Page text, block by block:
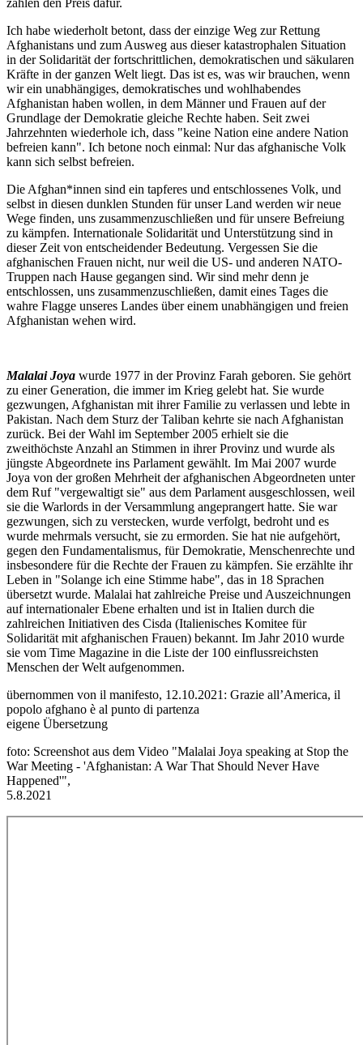
Ich habe wiederholt betont, dass der einzige Weg zur Rettung
Afghanistans und zum Ausweg aus dieser katastrophalen Situation
in der Solidarität der fortschrittlichen, demokratischen und säkularen
Kräfte in der ganzen Welt liegt. Das ist es, was wir brauchen, wenn
wir ein unabhängiges, demokratisches und wohlhabendes
Afghanistan haben wollen, in dem Männer und Frauen auf der
Grundlage der Demokratie gleiche Rechte haben. Seit zwei
Jahrzehnten wiederhole ich, dass "keine Nation eine andere Nation
befreien kann". Ich betone noch einmal: Nur das afghanische Volk
kann sich selbst befreien.
Die Afghan*innen sind ein tapferes und entschlossenes Volk, und
selbst in diesen dunklen Stunden für unser Land werden wir neue
Wege finden, uns zusammenzuschließen und für unsere Befreiung
zu kämpfen. Internationale Solidarität und Unterstützung sind in
dieser Zeit von entscheidender Bedeutung. Vergessen Sie die
afghanischen Frauen nicht, nur weil die US- und anderen NATO-
Truppen nach Hause gegangen sind. Wir sind mehr denn je
entschlossen, uns zusammenzuschließen, damit eines Tages die
wahre Flagge unseres Landes über einem unabhängigen und freien
Afghanistan wehen wird.
Malalai Joya wurde 1977 in der Provinz Farah geboren. Sie gehört
zu einer Generation, die immer im Krieg gelebt hat. Sie wurde
gezwungen, Afghanistan mit ihrer Familie zu verlassen und lebte in
Pakistan. Nach dem Sturz der Taliban kehrte sie nach Afghanistan
zurück. Bei der Wahl im September 2005 erhielt sie die
zweithöchste Anzahl an Stimmen in ihrer Provinz und wurde als
jüngste Abgeordnete ins Parlament gewählt. Im Mai 2007 wurde
Joya von der großen Mehrheit der afghanischen Abgeordneten unter
dem Ruf "vergewaltigt sie" aus dem Parlament ausgeschlossen, weil
sie die Warlords in der Versammlung angeprangert hatte. Sie war
gezwungen, sich zu verstecken, wurde verfolgt, bedroht und es
wurde mehrmals versucht, sie zu ermorden. Sie hat nie aufgehört,
gegen den Fundamentalismus, für Demokratie, Menschenrechte und
insbesondere für die Rechte der Frauen zu kämpfen. Sie erzählte ihr
Leben in "Solange ich eine Stimme habe", das in 18 Sprachen
übersetzt wurde. Malalai hat zahlreiche Preise und Auszeichnungen
auf internationaler Ebene erhalten und ist in Italien durch die
zahlreichen Initiativen des Cisda (Italienisches Komitee für
Solidarität mit afghanischen Frauen) bekannt. Im Jahr 2010 wurde
sie vom Time Magazine in die Liste der 100 einflussreichsten
Menschen der Welt aufgenommen.
übernommen von il manifesto, 12.10.2021: Grazie all’America, il
popolo afghano è al punto di partenza
eigene Übersetzung
foto: Screenshot aus dem Video "Malalai Joya speaking at Stop the
War Meeting - 'Afghanistan: A War That Should Never Have
Happened'",
5.8.2021